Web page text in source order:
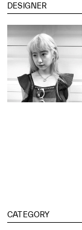
DESIGNER
CATEGORY